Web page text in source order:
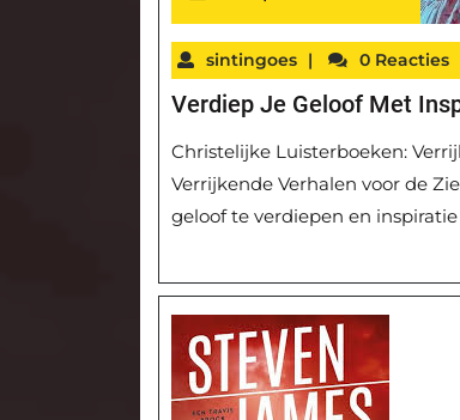
sintingoes | 0 Reacties
Verdiep Je Geloof Met
Christelijke Luisterboeken:
Verrijkende Verhalen voor de
geloof te verdiepen en